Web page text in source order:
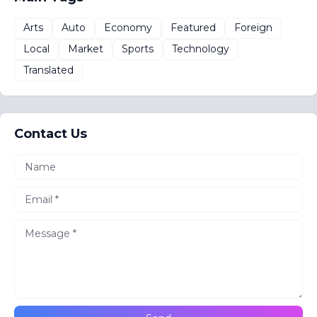
Arts Auto Economy Featured
Foreign
Local
Market Sports
Technology
Translated
Contact Us